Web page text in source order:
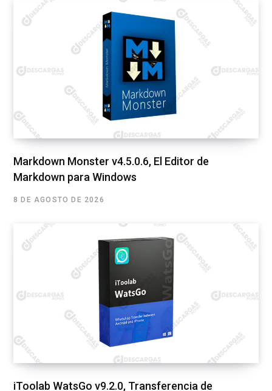
Markdown Monster v4.5.0.6, El Editor de
Markdown para Windows
8 DE AGOSTO DE 2026
iToolab WatsGo v9.2.0, Transferencia de